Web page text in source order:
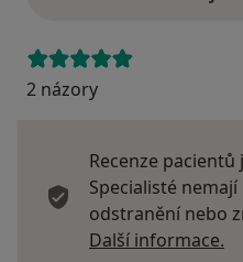
2 názory
Recenze
Specialisté
odstranění nebo
Další informace.